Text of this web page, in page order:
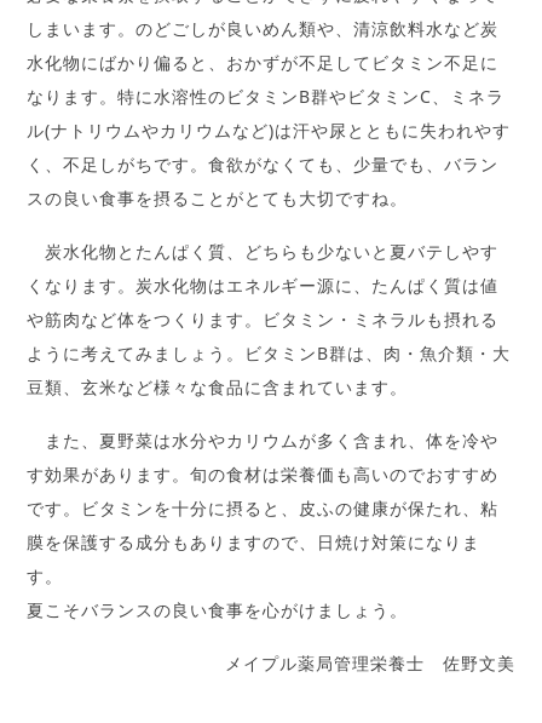
しまいます。のどごしが良いめん類や、清涼飲料水など炭
水化物にばかり偏ると、おかずが不足してビタミン不足に
なります。特に水溶性のビタミンB群やビタミンC、ミネラ
ル(ナトリウムやカリウムなど)は汗や尿とともに失われやす
く、不足しがちです。食欲がなくても、少量でも、バラン
スの良い食事を摂ることがとても大切ですね。
炭水化物とたんぱく質、どちらも少ないと夏バテしやす
くなります。炭水化物はエネルギー源に、たんぱく質は値
や筋肉など体をつくります。ビタミン・ミネラルも摂れる
ように考えてみましょう。ビタミンB群は、肉・魚介類・大
豆類、玄米など様々な食品に含まれています。
また、夏野菜は水分やカリウムが多く含まれ、体を冷や
す効果があります。旬の食材は栄養価も高いのでおすすめ
です。ビタミンを十分に摂ると、皮ふの健康が保たれ、粘
膜を保護する成分もありますので、日焼け対策になりま
す。
夏こそバランスの良い食事を心がけましょう。
メイプル薬局管理栄養士 佐野文美